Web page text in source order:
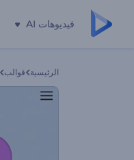
فيديوهات AI
الرئيسية قوالب